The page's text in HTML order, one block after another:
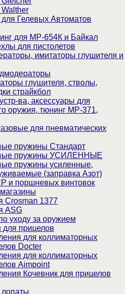
Гелевых Автоматов
для МР-654К и Байкал
для пистолетов
имитаторы глушителя и
глушителя, стволы,
страйкбол
ва, аксессуары для
оружия, тюнинг МР-371,
для пневматических
пружины Стандарт
пружины УСИЛЕННЫЕ
пружины усиленные,
(заправка Азот)
и поршневых винтовок
Crosman 1377
ASG
уходу за оружием
для прицелов
для коллиматорных
Docter
для коллиматорных
Aimpoint
Кочевник для прицелов